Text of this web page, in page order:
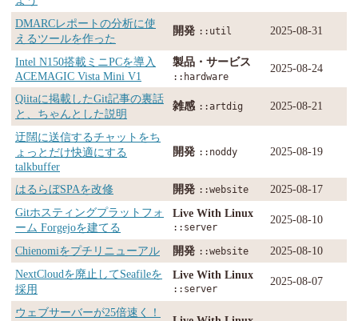
DMARCレポートの分析に使
えるツールを作った
開発 ::util 2025-08-31
Intel N150搭載ミニPCを導入
ACEMAGIC Vista Mini V1
製品・サービス
::hardware
2025-08-24
Qiitaに掲載したGit記事の裏話
と、ちゃんとした説明
雑感 ::artdig 2025-08-21
迂闊に送信するチャットをち
ょっとだけ快適にする
talkbuffer
開発 ::noddy 2025-08-19
はるらぼSPAを改修 開発 ::website
2025-08-17
Gitホスティングプラットフォ
ーム Forgejoを建てる
Live With Linux
::server
2025-08-10
Chienomiをプチリニューアル 開発 ::website
2025-08-10
NextCloudを廃止してSeafileを
採用
Live With Linux
::server
2025-08-07
ウェブサーバーが25倍速く！